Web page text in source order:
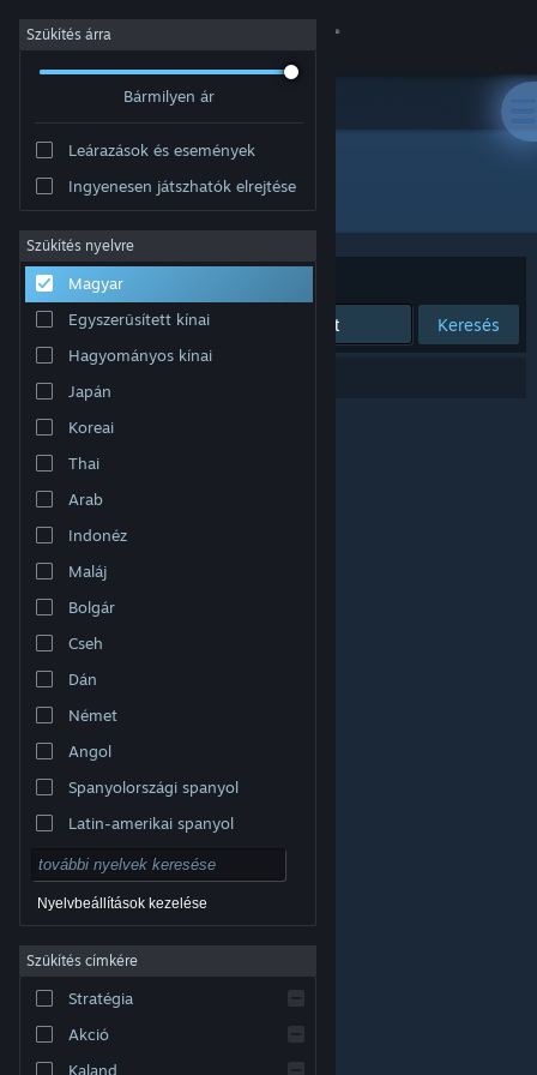
Bejelentkezés
Névjegy
Támogatás
Nyelvváltás
A Steam mobilalkalmazás beszerzése
Asztali weboldalra váltás
védjegyek jogos tulajdonosaiké az Egyesült
szabályzat
| Jogi információk
Steam előfizetői szerződés
Szűkítés árra
Bármilyen ár
Leárazások és események
Ingyenesen játszhatók elrejtése
Szűkítés nyelvre
Magyar
Egyszerűsített kínai
Hagyományos kínai
Japán
Koreai
Thai
Arab
Indonéz
Maláj
Bolgár
Cseh
Dán
Német
Angol
Spanyolországi spanyol
Latin-amerikai spanyol
Nyelvbeállítások kezelése
Szűkítés címkére
Stratégia
Akció
Kaland
Kiadó: Stroe Andrei
Rendezés Relevancia
Keresés